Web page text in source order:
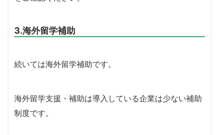
3.海外留学補助
続いては海外留学補助です。
海外留学支援・補助は導入している企業は少ない補助
制度です。